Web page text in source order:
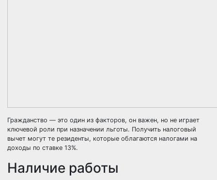
Гражданство — это один из факторов, он важен, но не играет
ключевой роли при назначении льготы. Получить налоговый
вычет могут те резиденты, которые облагаются налогами на
доходы по ставке 13%.
Наличие работы